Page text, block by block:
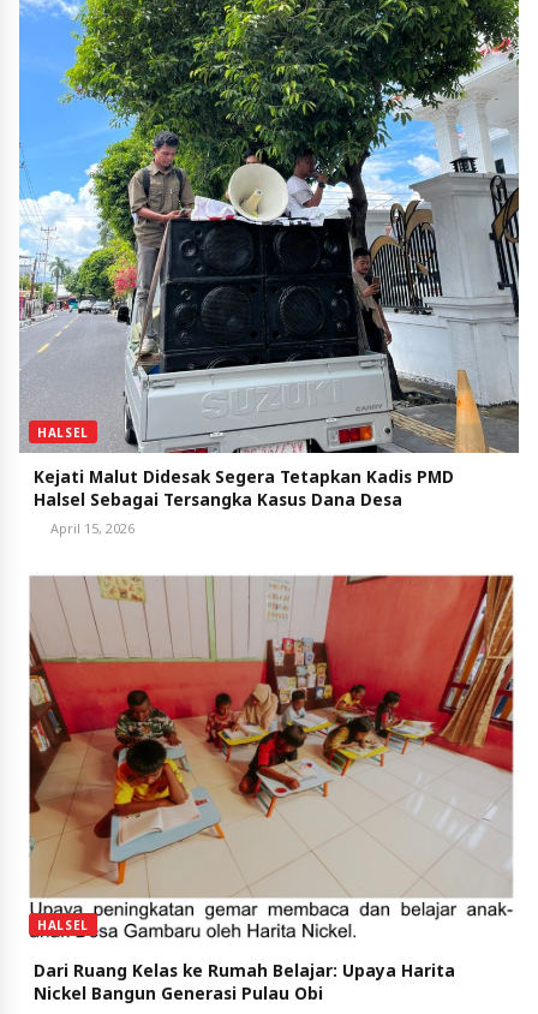
HALSEL
Kejati Malut Didesak Segera Tetapkan Kadis PMD
Halsel Sebagai Tersangka Kasus Dana Desa
April 15, 2026
HALSEL
Dari Ruang Kelas ke Rumah Belajar: Upaya Harita
Nickel Bangun Generasi Pulau Obi